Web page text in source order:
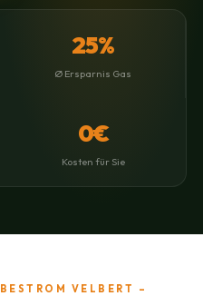
25%
Ø Ersparnis Gas
0€
Kosten für Sie
VELBERT –